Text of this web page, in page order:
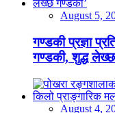
August 5,
गण्डकी प्रज्ञा
गण्डकी, शुद्ध
August 4,